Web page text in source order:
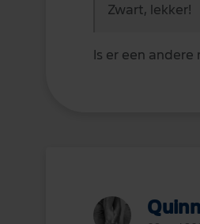
Zwart, lekker!
Is er een andere
Quinn